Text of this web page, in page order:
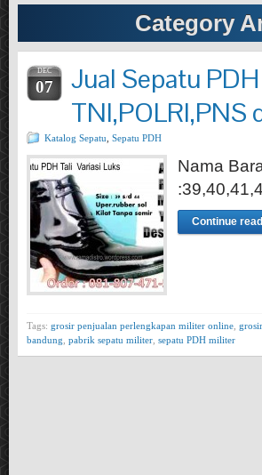
Category
DEC
07
Jual Sepatu
TNI,POLRI,PNS
Katalog Sepatu Sepatu PDH
Nama
Continue
Tags: grosir penjualan perlengkapan militer online
bandung pabrik sepatu militer sepatu PDH militer